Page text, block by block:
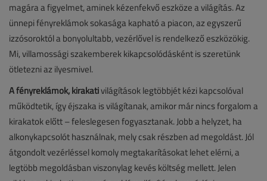
magára a figyelmet, aminek kézenfekvő eszköze a világítás. Az
ünnepi fényreklámok sokasága kapható a piacon, az egyszerű
izzósoroktól a bonyolultabb, vezérlővel is rendelkező eszközökig.
Mi, villamossági szakemberek kikapcsolódásként is szeretünk
ötletezni az ilyesmivel.
A fényreklámok, kirakativilágítások legtöbbjét kézi kapcsolóval
működtetik, így éjszaka is világítanak, amikor már nincs forgalom a
kirakatok előtt – feleslegesen fogyasztanak. Jobb a helyzet, ha
alkonykapcsolót használnak, mely csak részben ad megoldást. Jól
átgondolt vezérléssel komoly megtakarításokat lehet elérni, a
legtöbb megoldásban viszonylag kevés költség mellett. Jelen